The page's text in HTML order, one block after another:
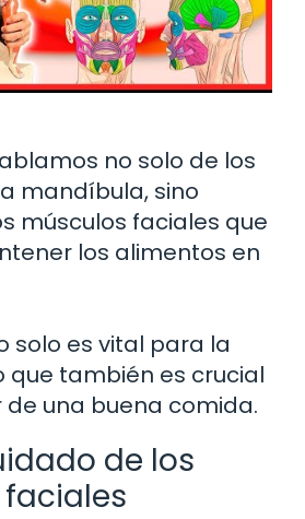
no solo de los
mandíbula, sino
músculos faciales que
los alimentos en
solo es vital para la
que también es crucial
una buena comida.
de los